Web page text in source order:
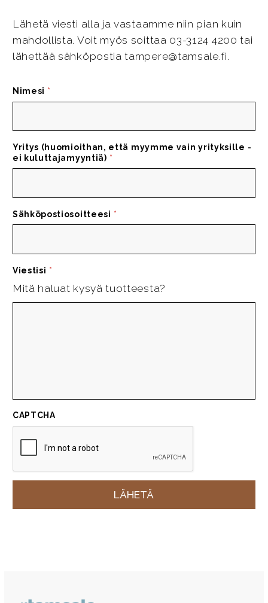
Lähetä viesti alla ja vastaamme niin pian kuin
mahdollista. Voit myös soittaa 03-3124 4200 tai
lähettää sähköpostia tampere@tamsale.fi.
Nimesi *
Yritys (huomioithan, että myymme vain yrityksille -
ei kuluttajamyyntiä) *
Sähköpostiosoitteesi *
Viestisi *
Mitä haluat kysyä tuotteesta?
CAPTCHA